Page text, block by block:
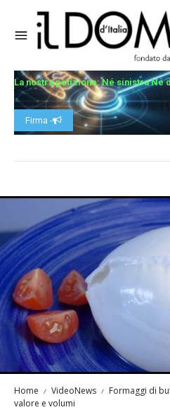
La nostra petizione: Né sinistra Né
Firma -
Home VideoNews
Formaggi di
valore e volumi